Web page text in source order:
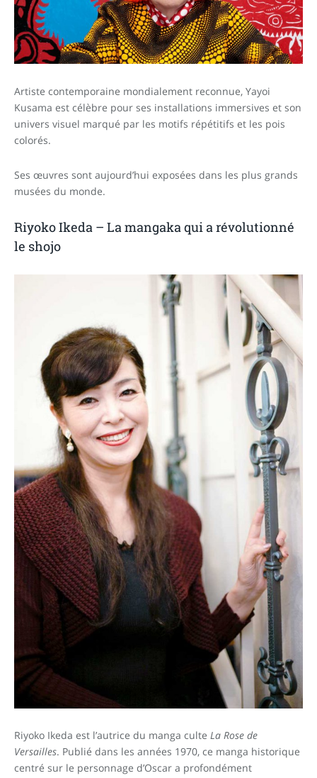
Artiste contemporaine mondialement reconnue, Yayoi
Kusama est célèbre pour ses installations immersives et son
univers visuel marqué par les motifs répétitifs et les pois
colorés.
Ses œuvres sont aujourd’hui exposées dans les plus grands
musées du monde.
Riyoko Ikeda – La mangaka qui a révolutionné
le shojo
Riyoko Ikeda est l’autrice du manga culte La Rose de
Versailles. Publié dans les années 1970, ce manga historique
centré sur le personnage d’Oscar a profondément